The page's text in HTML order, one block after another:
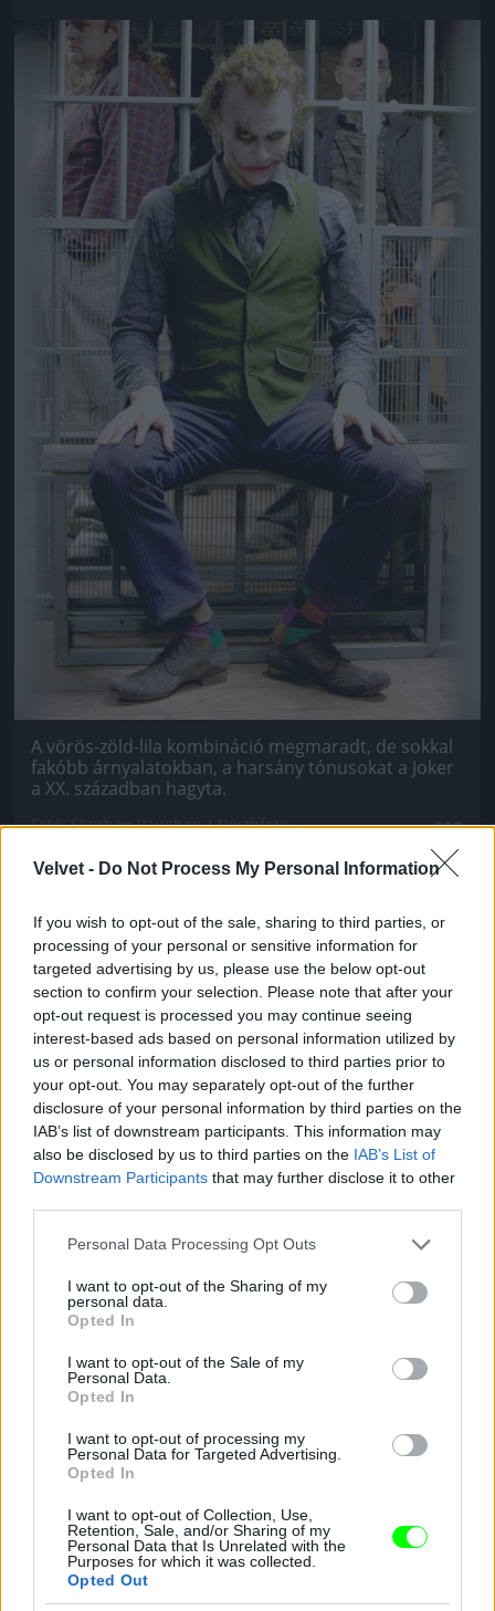
Velvet - Do Not Process My Personal Information
If you wish to opt-out of the sale, sharing to third parties, or
processing of your personal or sensitive information for
targeted advertising by us, please use the below opt-out
section to confirm your selection. Please note that after your
opt-out request is processed you may continue seeing
interest-based ads based on personal information utilized by
us or personal information disclosed to third parties prior to
your opt-out. You may separately opt-out of the further
disclosure of your personal information by third parties on the
IAB’s list of downstream participants. This information may
also be disclosed by us to third parties on the IAB’s List of
Downstream Participants that may further disclose it to other
Please note that this website/app uses one or more Google
not limited to your visit or usage behaviour. You may click to
grant or deny consent to Google and its third-party tags to
use your data for below specified purposes in below Google
consent section.
Personal Data Processing Opt Outs
I want to opt-out of the Sharing of my
personal data.
Opted In
I want to opt-out of the Sale of my
Personal Data.
Opted In
I want to opt-out of processing my
Personal Data for Targeted Advertising.
Opted In
I want to opt-out of Collection, Use,
Retention, Sale, and/or Sharing of my
Personal Data that Is Unrelated with the
Purposes for which it was collected.
Opted Out
Jön még kép!
A vörös-zöld-lila kombináció megmaradt, de sokkal
fakóbb árnyalatokban, a harsány tónusokat a Joker
a XX. században hagyta.
Fotó: Stephen Vaughan / Northfoto #10
Jön még kép!
Jön még kép!